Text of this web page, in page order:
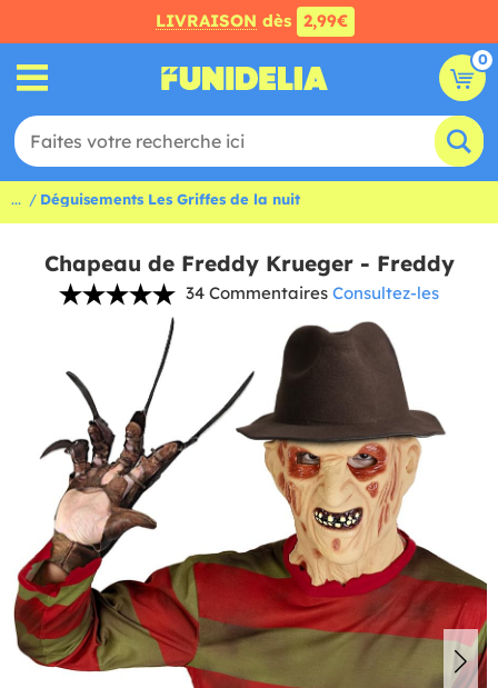
LIVRAISON dès 2,99€
0
... Déguisements Les Griffes de la nuit
Chapeau de Freddy Krueger - Freddy
34 Commentaires Consultez-les